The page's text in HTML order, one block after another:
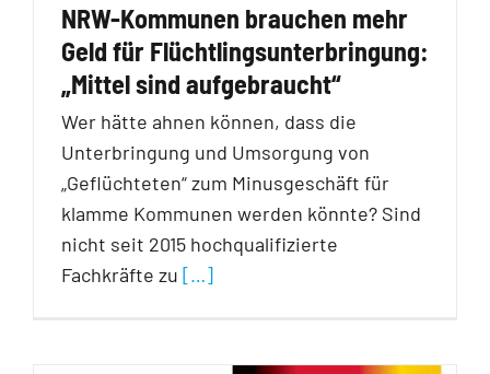
NRW-Kommunen brauchen mehr
Geld für Flüchtlingsunterbringung:
„Mittel sind aufgebraucht“
Wer hätte ahnen können, dass die
Unterbringung und Umsorgung von
„Geflüchteten“ zum Minusgeschäft für
klamme Kommunen werden könnte? Sind
nicht seit 2015 hochqualifizierte
Fachkräfte zu […]